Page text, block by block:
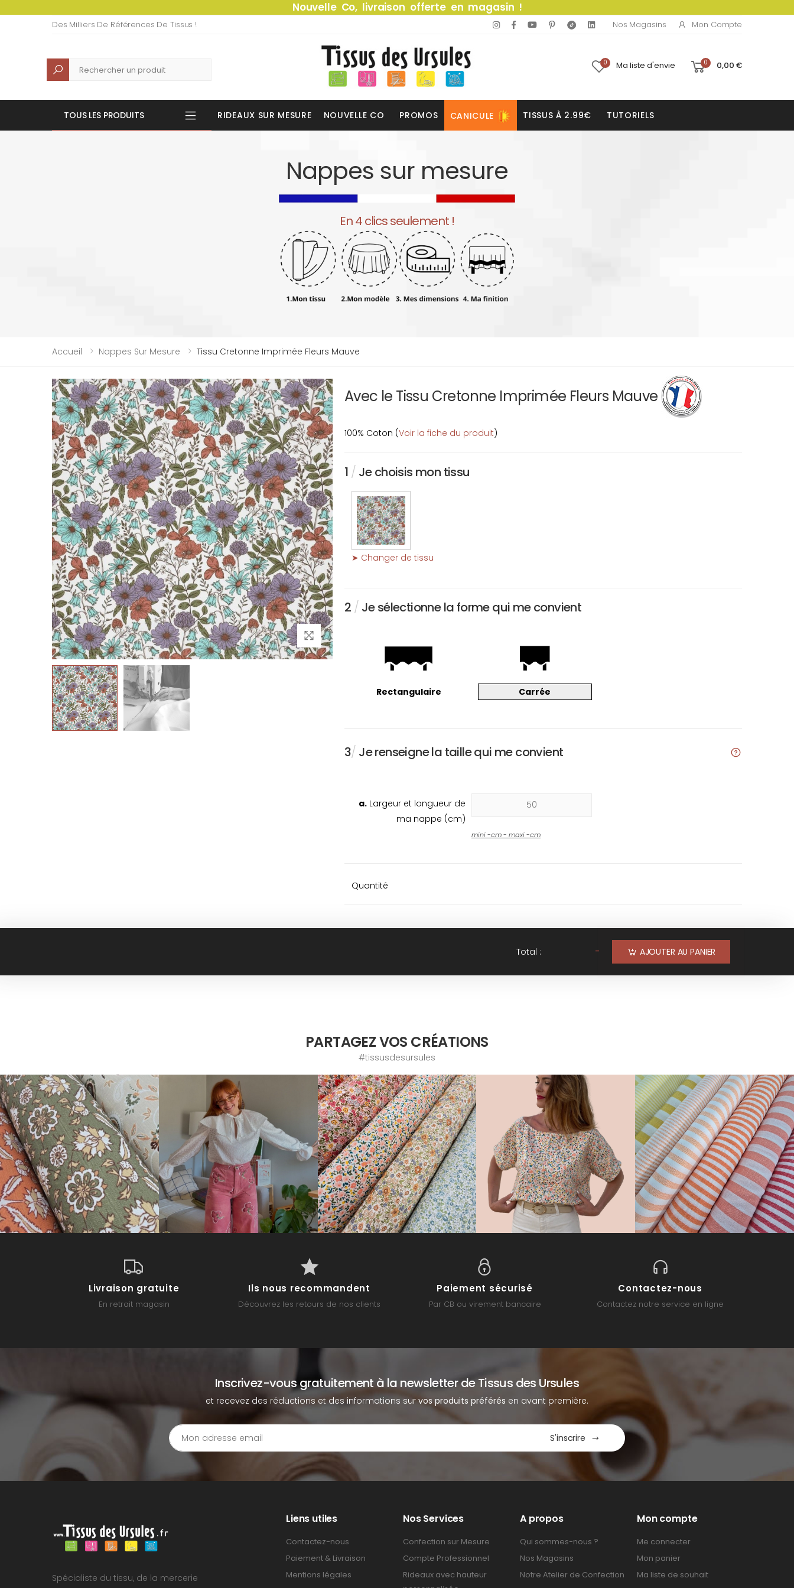
Nouvelle Co, livraison offerte en magasin !
Des Milliers De Références De Tissus ! Nos Magasins Mon Compte
Recherche 0 Ma liste d'envie 0 0,00 €
TOUS LES PRODUITS RIDEAUX SUR MESURE NOUVELLE CO PROMOS CANICULE TISSUS À 2.99€ TUTORIELS
Nappes sur mesure
En 4 clics seulement !
Accueil Nappes Sur Mesure Tissu Cretonne Imprimée Fleurs Mauve
Avec le Tissu Cretonne Imprimée Fleurs Mauve
100% Coton (Voir la fiche du produit)
1 / Je choisis mon tissu
➤ Changer de tissu
2 / Je sélectionne la forme qui me convient
Rectangulaire Carrée
3/ Je renseigne la taille qui me convient
a. Largeur et longueur de
ma nappe (cm)
mini-cm - maxi-cm
Quantité
Total : - AJOUTER AU PANIER
PARTAGEZ VOS CRÉATIONS
#tissusdesursules
Livraison gratuite
En retrait magasin
Ils nous recommandent
Découvrez les retours de nos clients
Paiement sécurisé
Par CB ou virement bancaire
Contactez-nous
Contactez notre service en ligne
Inscrivez-vous gratuitement à la newsletter de Tissus des Ursules
et recevez des réductions et des informations survos produits préférés en avant première.
S'inscrire
Spécialiste du tissu, de la mercerie
Liens utiles
Contactez-nous
Paiement & Livraison
Mentions légales
Nos Services
Confection sur Mesure
Compte Professionnel
Rideaux avec hauteur
A propos
Qui sommes-nous ?
Nos Magasins
Notre Atelier de Confection
Mon compte
Me connecter
Mon panier
Ma liste de souhait